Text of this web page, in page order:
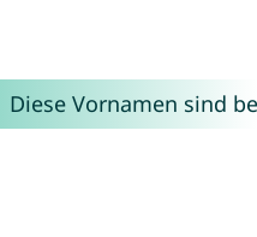
Diese Vornamen sind